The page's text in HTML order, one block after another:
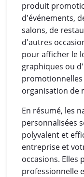
produit
d'événements,
salons, de
d'autres
pour afficher le
graphiques ou
organisation de
En résumé, les
personnalisées
polyvalent et
entreprise et
occasions. Elles
professionnelle